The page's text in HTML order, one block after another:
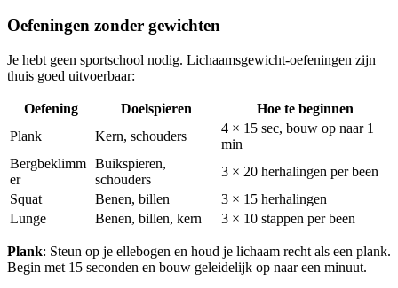
Oefeningen zonder gewichten
Je hebt geen sportschool nodig. Lichaamsgewicht-oefeningen zijn
thuis goed uitvoerbaar:
Oefening Doelspieren
Hoe te beginnen
Plank
Kern, schouders
4 × 15 sec, bouw op naar 1
min
Bergbeklimm
er
Buikspieren,
schouders
3 × 20 herhalingen per been
Squat
Benen, billen
3 × 15 herhalingen
Lunge
Benen, billen, kern 3 × 10 stappen per been
Plank: Steun op je ellebogen en houd je lichaam recht als een plank.
Begin met 15 seconden en bouw geleidelijk op naar een minuut.